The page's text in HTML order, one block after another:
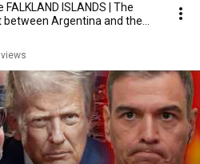
ISLANDS | The
between Argentina and the